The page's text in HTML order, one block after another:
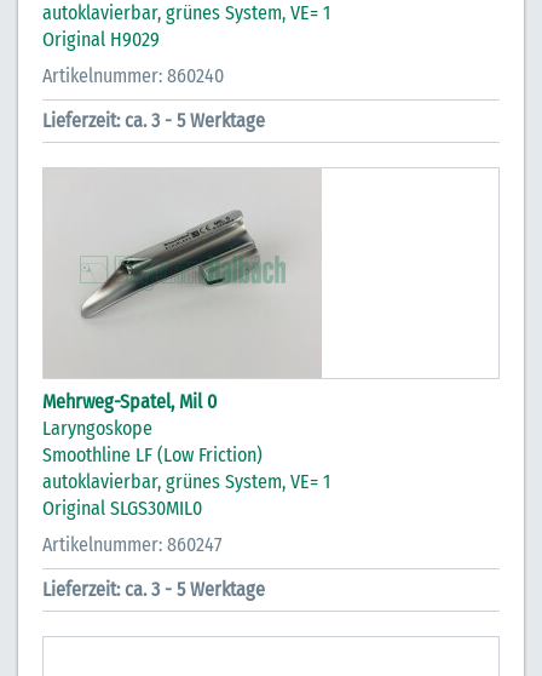
autoklavierbar, grünes System, VE= 1
Original H9029
Artikelnummer: 860240
Lieferzeit: ca. 3 - 5 Werktage
Mehrweg-Spatel, Mil 0
Laryngoskope
Smoothline LF (Low Friction)
autoklavierbar, grünes System, VE= 1
Original SLGS30MIL0
Artikelnummer: 860247
Lieferzeit: ca. 3 - 5 Werktage